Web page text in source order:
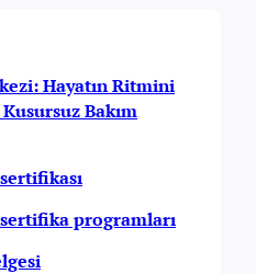
Hayatın Ritmini
Bakım
programları